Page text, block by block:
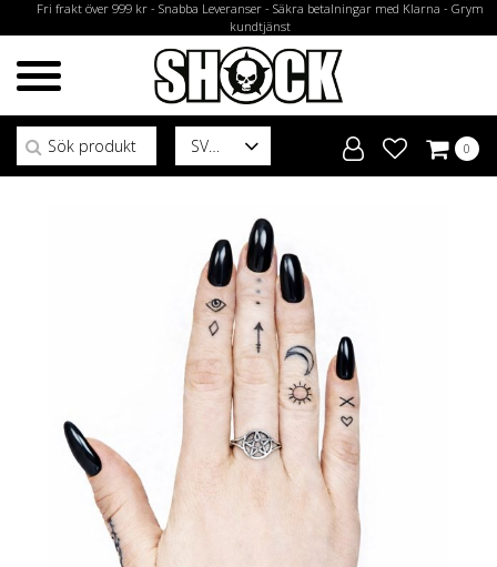
Fri frakt över 999 kr - Snabba Leveranser - Säkra betalningar med Klarna - Grym
kundtjänst
SV
Sök efter:
0